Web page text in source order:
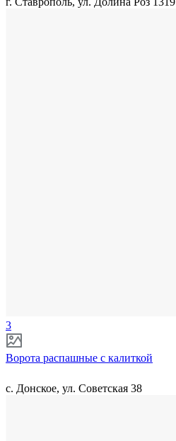
3
Ворота распашные с калиткой
с. Донское, ул. Советская 38